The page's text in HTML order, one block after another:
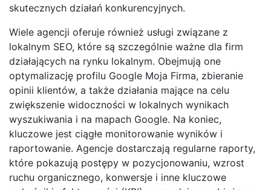
skutecznych działań konkurencyjnych.
Wiele agencji oferuje również usługi związane z
lokalnym SEO, które są szczególnie ważne dla firm
działających na rynku lokalnym. Obejmują one
optymalizację profilu Google Moja Firma, zbieranie
opinii klientów, a także działania mające na celu
zwiększenie widoczności w lokalnych wynikach
wyszukiwania i na mapach Google. Na koniec,
kluczowe jest ciągłe monitorowanie wyników i
raportowanie. Agencje dostarczają regularne raporty,
które pokazują postępy w pozycjonowaniu, wzrost
ruchu organicznego, konwersje i inne kluczowe